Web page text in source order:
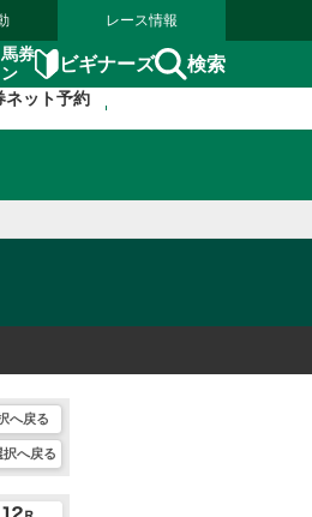
レース情報
券
ビギナーズ 検索
ネット予約
へ戻る
択へ戻る